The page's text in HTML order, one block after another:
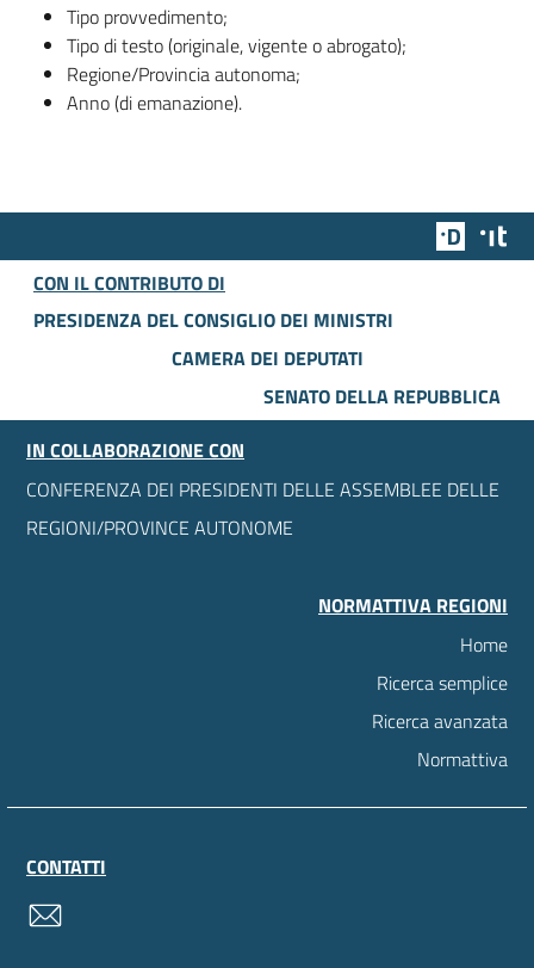
Tipo provvedimento;
Tipo di testo (originale, vigente o abrogato);
Regione/Provincia autonoma;
Anno (di emanazione).
Team
CON IL CONTRIBUTO DI
PRESIDENZA DEL CONSIGLIO DEI MINISTRI
CAMERA DEI DEPUTATI
SENATO DELLA REPUBBLICA
IN COLLABORAZIONE CON
CONFERENZA DEI PRESIDENTI DELLE ASSEMBLEE DELLE
REGIONI/PROVINCE AUTONOME
NORMATTIVA REGIONI
Home
Ricerca semplice
Ricerca avanzata
Normattiva
CONTATTI